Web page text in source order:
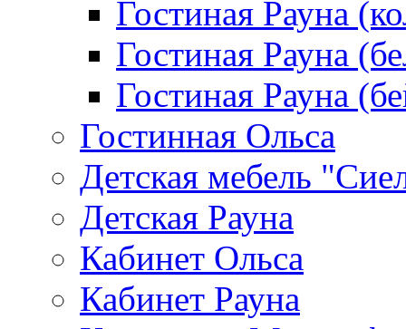
Гостиная Рауна
Гостиная Рауна
Гостиная Рауна
Гостинная Ольса
Детская мебель
Детская Рауна
Кабинет Ольса
Кабинет Рауна